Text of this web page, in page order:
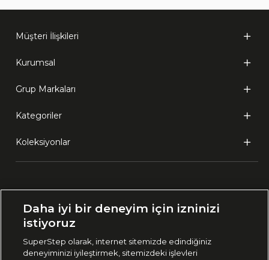
Müşteri İlişkileri
Kurumsal
Grup Markaları
Kategoriler
Koleksiyonlar
🇹🇷 Türkiye
Daha iyi bir deneyim için izninizi
istiyoruz
SuperStep olarak, internet sitemizde edindiğiniz
deneyiminizi iyileştirmek, sitemizdeki işlevleri